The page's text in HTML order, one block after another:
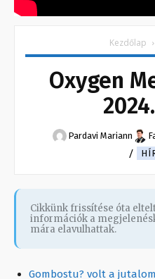
Kezdőlap
Oxygen
Pardavi Mariann
Cikkünk frissítése óta
információk a
mára elavulhattak.
Gombostu? volt a